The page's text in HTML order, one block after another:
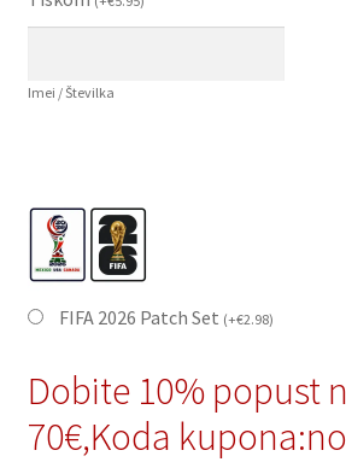
Imei / Številka
FIFA 2026 Patch Set (+€2.98)
Dobite 10% popust
70€,Koda